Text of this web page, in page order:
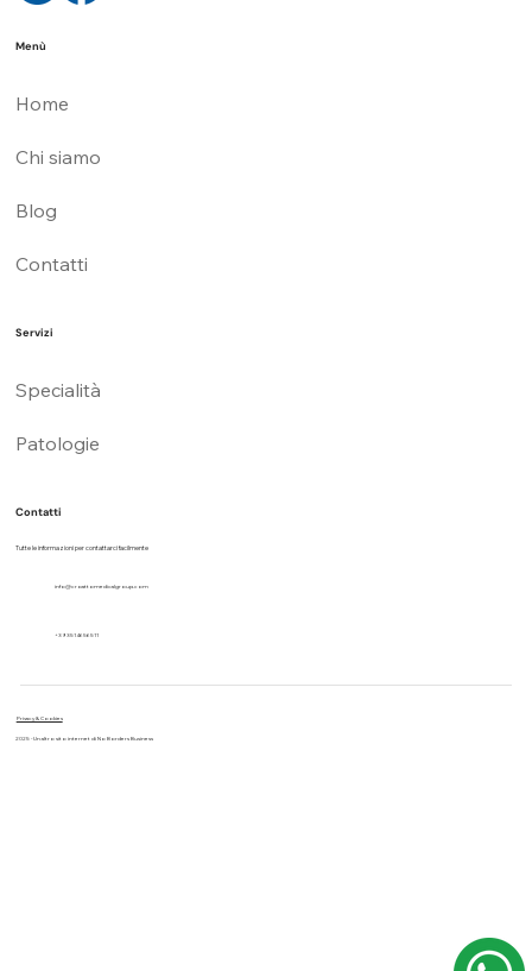
Menù
Home
Chi siamo
Blog
Contatti
Servizi
Specialità
Patologie
Contatti
Tutte le informazioni per contattarci facilmente
info@croattomedicalgroup.com
+39 3514656511
2025 - Un altro sito internet di No Borders Business
Privacy & Cookies